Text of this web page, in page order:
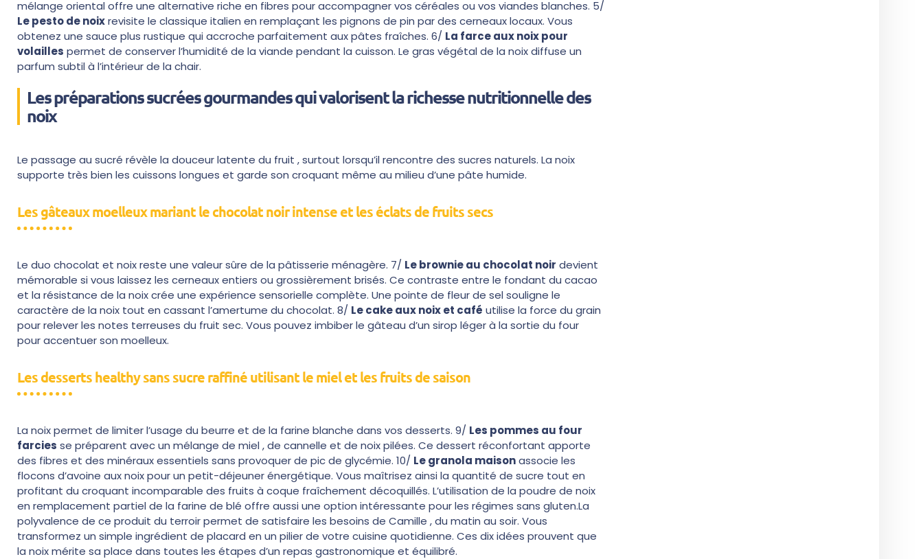
mélange oriental offre une alternative riche en fibres pour accompagner vos céréales ou vos viandes blanches. 5/
Le pesto de noixrevisite le classique italien en remplaçant les pignons de pin par des cerneaux locaux. Vous
obtenez une sauce plus rustique qui accroche parfaitement aux pâtes fraîches. 6/ La farce aux noix pour
volailles permet de conserver l’humidité de la viande pendant la cuisson. Le gras végétal de la noix diffuse un
parfum subtil à l’intérieur de la chair.
Les préparations sucrées gourmandes qui valorisent la richesse nutritionnelle des
noix
Le passage au sucré révèle la douceur latente du fruit , surtout lorsqu’il rencontre des sucres naturels. La noix
supporte très bien les cuissons longues et garde son croquant même au milieu d’une pâte humide.
Les gâteaux moelleux mariant le chocolat noir intense et les éclats de fruits secs
Le duo chocolat et noix reste une valeur sûre de la pâtisserie ménagère. 7/ Le brownie au chocolat noir devient
mémorable si vous laissez les cerneaux entiers ou grossièrement brisés. Ce contraste entre le fondant du cacao
et la résistance de la noix crée une expérience sensorielle complète. Une pointe de fleur de sel souligne le
caractère de la noix tout en cassant l’amertume du chocolat. 8/ Le cake aux noix et café utilise la force du grain
pour relever les notes terreuses du fruit sec. Vous pouvez imbiber le gâteau d’un sirop léger à la sortie du four
pour accentuer son moelleux.
Les desserts healthy sans sucre raffiné utilisant le miel et les fruits de saison
La noix permet de limiter l’usage du beurre et de la farine blanche dans vos desserts. 9/ Les pommes au four
farcies se préparent avec un mélange de miel , de cannelle et de noix pilées. Ce dessert réconfortant apporte
des fibres et des minéraux essentiels sans provoquer de pic de glycémie. 10/ Le granola maisonassocie les
flocons d’avoine aux noix pour un petit-déjeuner énergétique. Vous maîtrisez ainsi la quantité de sucre tout en
profitant du croquant incomparable des fruits à coque fraîchement décoquillés. L’utilisation de la poudre de noix
en remplacement partiel de la farine de blé offre aussi une option intéressante pour les régimes sans gluten.La
polyvalence de ce produit du terroir permet de satisfaire les besoins de Camille , du matin au soir. Vous
transformez un simple ingrédient de placard en un pilier de votre cuisine quotidienne. Ces dix idées prouvent que
la noix mérite sa place dans toutes les étapes d’un repas gastronomique et équilibré.